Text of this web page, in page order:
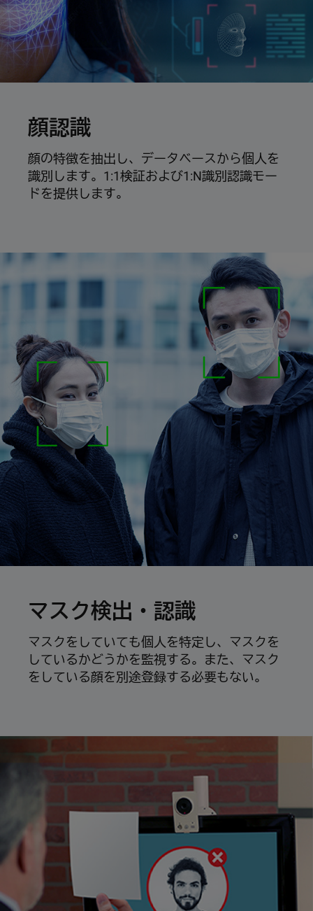
顔認識
顔の特徴を抽出し、データベースから個人を
識別します。1:1検証および1:N識別認識モー
ドを提供します。
マスク検出・認識
マスクをしていても個人を特定し、マスクを
しているかどうかを監視する。また、マスク
をしている顔を別途登録する必要もない。